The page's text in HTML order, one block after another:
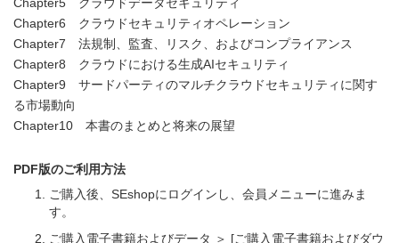
Chapter6 クラウドセキュリティオペレーション
Chapter7 法規制、監査、リスク、およびコンプライアンス
Chapter8 クラウドにおける生成AIセキュリティ
Chapter9 サードパーティのマルチクラウドセキュリティに関す
る市場動向
Chapter10 本書のまとめと将来の展望
PDF版のご利用方法
ご購入後、SEshopにログインし、会員メニューに進みま
す。
ご購入電子書籍およびデータ ＞ [ご購入電子書籍およびダウ